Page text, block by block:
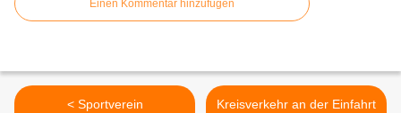
Einen Kommentar hinzufügen
< Sportverein
Kreisverkehr an der Einfahrt